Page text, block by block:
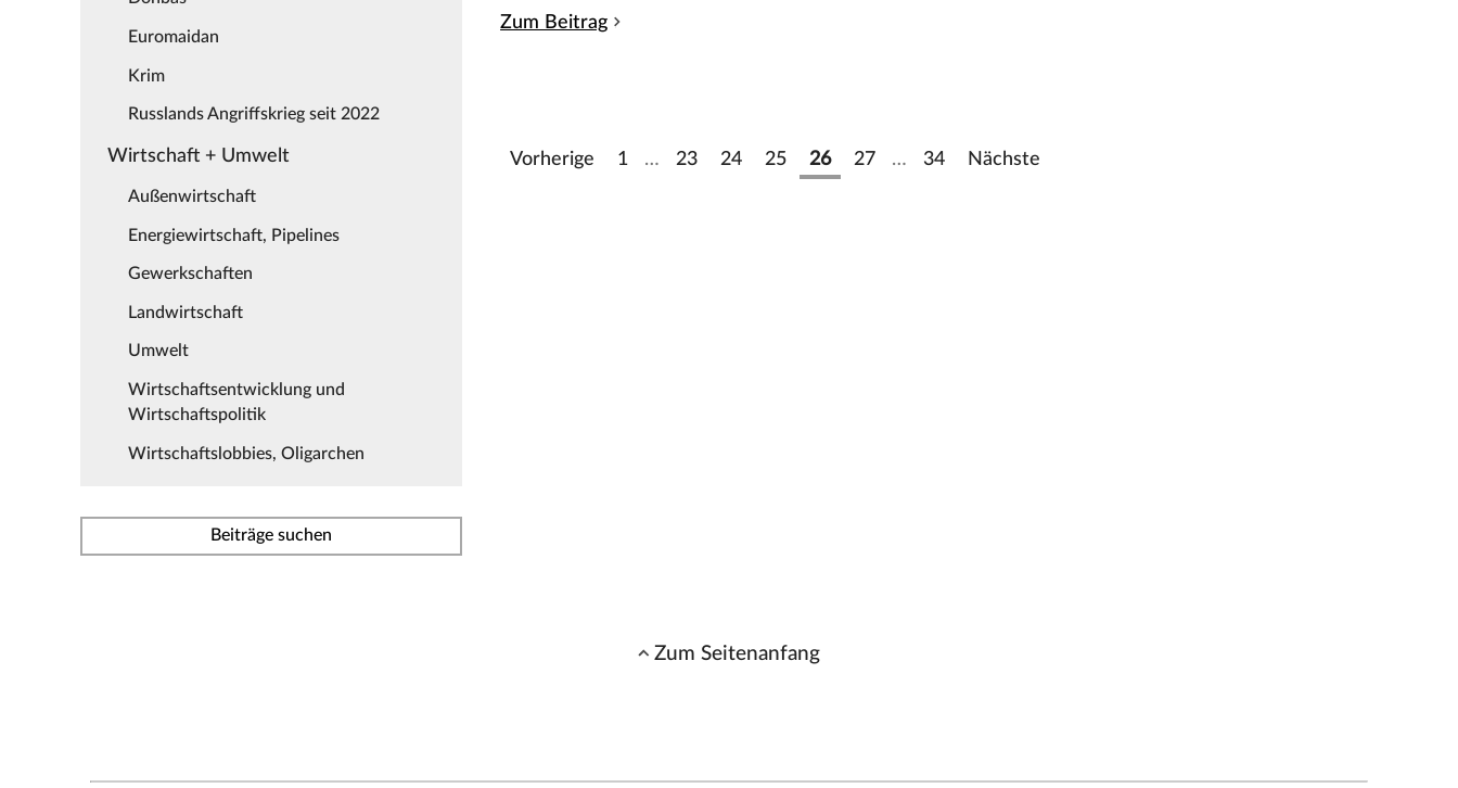
Euromaidan
Krim
Russlands Angriffskrieg seit 2022
Wirtschaft + Umwelt
Außenwirtschaft
Energiewirtschaft, Pipelines
Gewerkschaften
Landwirtschaft
Umwelt
Wirtschaftsentwicklung und
Wirtschaftspolitik
Wirtschaftslobbies, Oligarchen
Beiträge suchen
Zum Beitrag
Vorherige 1 … 23 24 25 26 27 … 34 Nächste
Zum Seitenanfang